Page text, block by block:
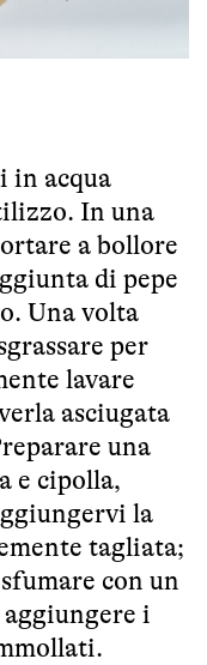
in acqua
In una
a bollore
di pepe
Una volta
per
lavare
asciugata
una
e cipolla,
la
tagliata;
con un
i